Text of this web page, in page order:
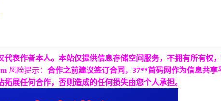
表作者本人。本站仅提供信息存储空间服务，不拥有所有权
风险提示： 合作之前建议签订合同，37**首码网作为信息共
展任何合作，否则造成的任何损失由您个人承担。